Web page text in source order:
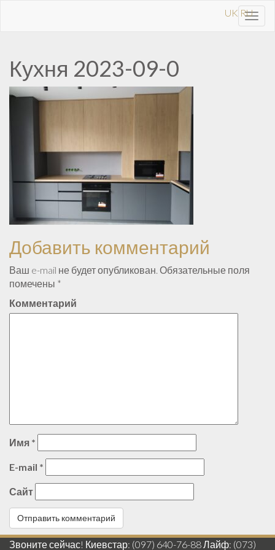
Кухня 2023-09-0
Добавить комментарий
Ваш e-mail не будет опубликован. Обязательные поля
помечены *
Комментарий
Имя *
E-mail *
Сайт
Звоните сейчас! Киевстар: (097) 640-76-88 Лайф: (073)
UK RU